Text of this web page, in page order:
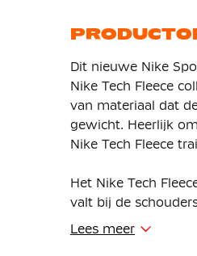
Dit nieuwe Nike
Nike Tech Fleece
van materiaal dat
gewicht. Heerlijk
Nike Tech Fleece
Het Nike Tech
valt bij de
Je kunt de pasvorm
Lees meer